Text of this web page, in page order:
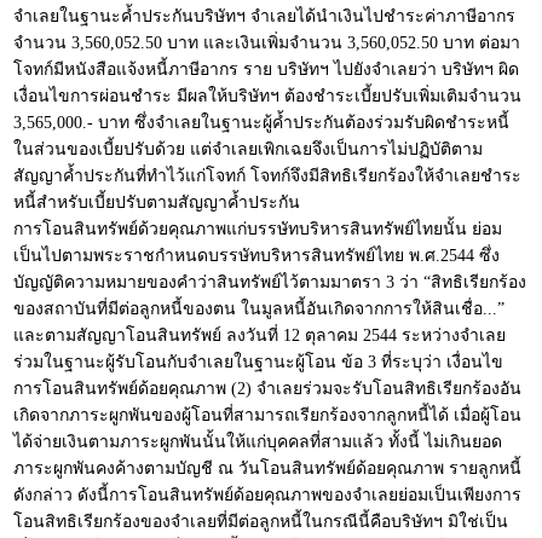
จำเลยในฐานะค้ำประกันบริษัทฯ จำเลยได้นำเงินไปชำระค่าภาษีอากร
จำนวน 3,560,052.50 บาท และเงินเพิ่มจำนวน 3,560,052.50 บาท ต่อมา
โจทก์มีหนังสือแจ้งหนี้ภาษีอากร ราย บริษัทฯ ไปยังจำเลยว่า บริษัทฯ ผิด
เงื่อนไขการผ่อนชำระ มีผลให้บริษัทฯ ต้องชำระเบี้ยปรับเพิ่มเติมจำนวน
3,565,000.- บาท ซึ่งจำเลยในฐานะผู้ค้ำประกันต้องร่วมรับผิดชำระหนี้
ในส่วนของเบี้ยปรับด้วย แต่จำเลยเพิกเฉยจึงเป็นการไม่ปฏิบัติตาม
สัญญาค้ำประกันที่ทำไว้แก่โจทก์ โจทก์จึงมีสิทธิเรียกร้องให้จำเลยชำระ
หนี้สำหรับเบี้ยปรับตามสัญญาค้ำประกัน
การโอนสินทรัพย์ด้วยคุณภาพแก่บรรษัทบริหารสินทรัพย์ไทยนั้น ย่อม
เป็นไปตามพระราชกำหนดบรรษัทบริหารสินทรัพย์ไทย พ.ศ.2544 ซึ่ง
บัญญัติความหมายของคำว่าสินทรัพย์ไว้ตามมาตรา 3 ว่า “สิทธิเรียกร้อง
ของสถาบันที่มีต่อลูกหนี้ของตน ในมูลหนี้อันเกิดจากการให้สินเชื่อ...”
และตามสัญญาโอนสินทรัพย์ ลงวันที่ 12 ตุลาคม 2544 ระหว่างจำเลย
ร่วมในฐานะผู้รับโอนกับจำเลยในฐานะผู้โอน ข้อ 3 ที่ระบุว่า เงื่อนไข
การโอนสินทรัพย์ด้อยคุณภาพ (2) จำเลยร่วมจะรับโอนสิทธิเรียกร้องอัน
เกิดจากภาระผูกพันของผู้โอนที่สามารถเรียกร้องจากลูกหนี้ได้ เมื่อผู้โอน
ได้จ่ายเงินตามภาระผูกพันนั้นให้แก่บุคคลที่สามแล้ว ทั้งนี้ ไม่เกินยอด
ภาระผูกพันคงค้างตามบัญชี ณ วันโอนสินทรัพย์ด้อยคุณภาพ รายลูกหนี้
ดังกล่าว ดังนี้การโอนสินทรัพย์ด้อยคุณภาพของจำเลยย่อมเป็นเพียงการ
โอนสิทธิเรียกร้องของจำเลยที่มีต่อลูกหนี้ในกรณีนี้คือบริษัทฯ มิใช่เป็น